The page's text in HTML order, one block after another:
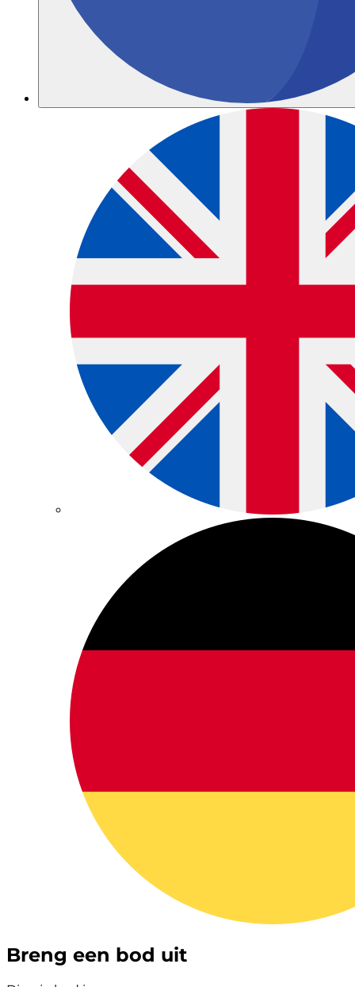
Breng een bod uit